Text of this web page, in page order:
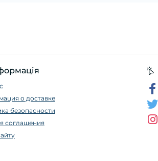
о доставке
безопасности
соглашения